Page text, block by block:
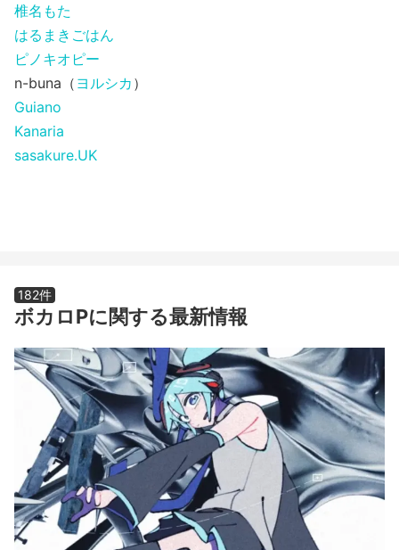
椎名もた
はるまきごはん
ピノキオピー
n-buna（ ヨルシカ ）
Guiano
Kanaria
sasakure․UK
182件
ボカロPに関する最新情報